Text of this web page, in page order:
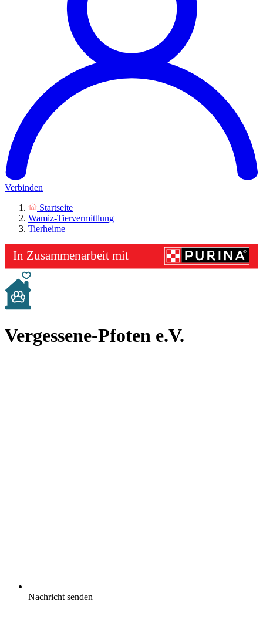
Verbinden
Startseite
Wamiz-Tiervermittlung
Tierheime
Vergessene-Pfoten e.V.
Nachricht senden